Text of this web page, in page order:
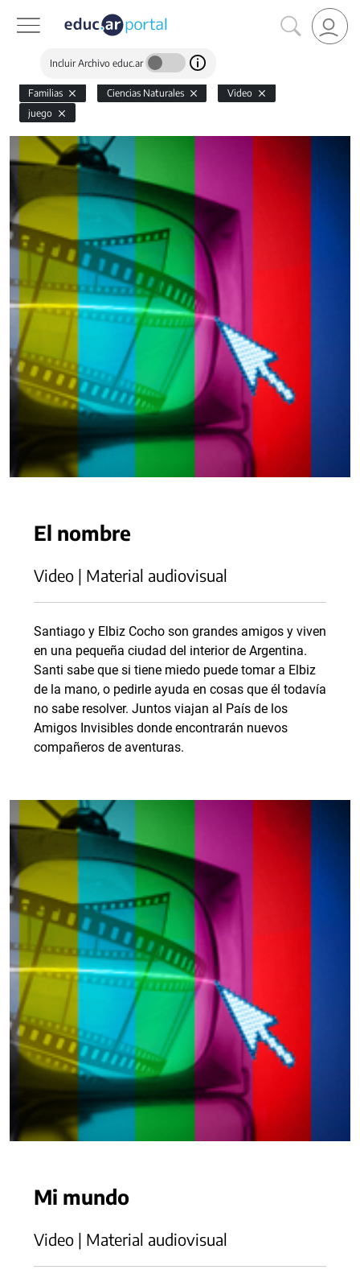
Incluir Archivo educ.ar
Familias Ciencias Naturales
Video
juego
El nombre
Video | Material audiovisual
Santiago y Elbiz Cocho son grandes amigos y viven
en una pequeña ciudad del interior de Argentina.
Santi sabe que si tiene miedo puede tomar a Elbiz
de la mano, o pedirle ayuda en cosas que él todavía
no sabe resolver. Juntos viajan al País de los
Amigos Invisibles donde encontrarán nuevos
compañeros de aventuras.
Mi mundo
Video | Material audiovisual